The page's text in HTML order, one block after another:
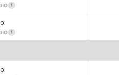
i
i